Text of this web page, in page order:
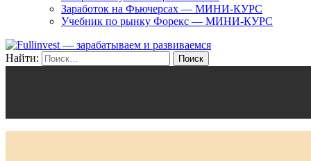
Заработок на Фьючерсах — МИНИ-КУРС
Учебник по рынку Форекс — МИНИ-КУРС
Найти: